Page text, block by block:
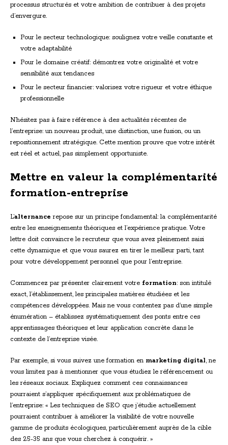
processus structurés et votre ambition de contribuer à des projets
d’envergure.
Pour le secteur technologique: soulignez votre veille constante et
votre adaptabilité
Pour le domaine créatif: démontrez votre originalité et votre
sensibilité aux tendances
Pour le secteur financier: valorisez votre rigueur et votre éthique
professionnelle
N’hésitez pas à faire référence à des actualités récentes de
l’entreprise: un nouveau produit, une distinction, une fusion, ou un
repositionnement stratégique. Cette mention prouve que votre intérêt
est réel et actuel, pas simplement opportuniste.
Mettre en valeur la complémentarité
formation-entreprise
L’alternance repose sur un principe fondamental: la complémentarité
entre les enseignements théoriques et l’expérience pratique. Votre
lettre doit convaincre le recruteur que vous avez pleinement saisi
cette dynamique et que vous saurez en tirer le meilleur parti, tant
pour votre développement personnel que pour l’entreprise.
Commencez par présenter clairement votre formation: son intitulé
exact, l’établissement, les principales matières étudiées et les
compétences développées. Mais ne vous contentez pas d’une simple
énumération – établissez systématiquement des ponts entre ces
apprentissages théoriques et leur application concrète dans le
contexte de l’entreprise visée.
Par exemple, si vous suivez une formation en marketing digital, ne
vous limitez pas à mentionner que vous étudiez le référencement ou
les réseaux sociaux. Expliquez comment ces connaissances
pourraient s’appliquer spécifiquement aux problématiques de
l’entreprise: « Les techniques de SEO que j’étudie actuellement
pourraient contribuer à améliorer la visibilité de votre nouvelle
gamme de produits écologiques, particulièrement auprès de la cible
des 25-35 ans que vous cherchez à conquérir. »